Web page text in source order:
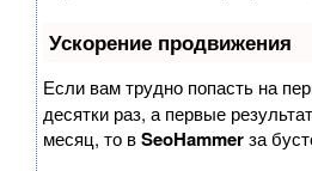
Ускорение продвижения
Если вам трудно попасть на
десятки раз, а первые
месяц, то вSeoHammerза